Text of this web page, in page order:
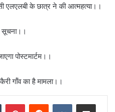
एलएलबी के छात्र ने की आत्महत्या।।
सूचना।।
पोस्टमार्टम।।
गॉंव का है मामला।।
Tumblr PinterestReddit VKontakteShare via Email